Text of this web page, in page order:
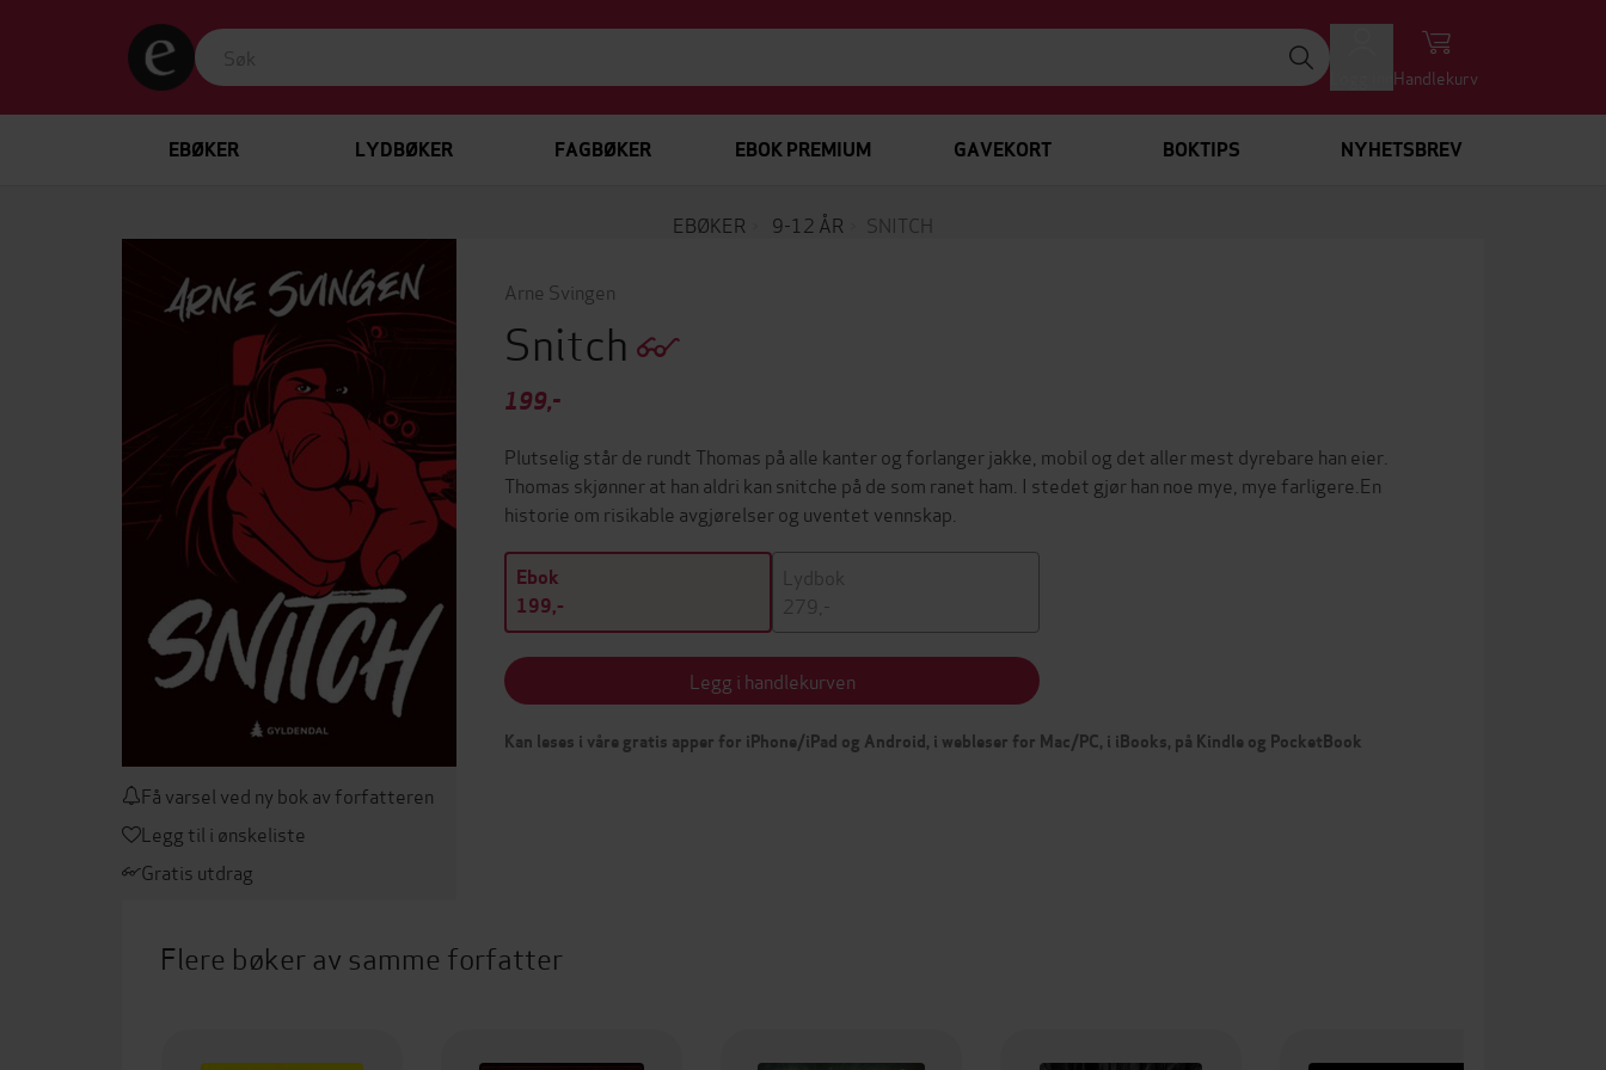
Handlekurv
EBØKER LYDBØKER FAGBØKER EBOK PREMIUM GAVEKORT BOKTIPS NYHETSBREV
EBØKER 9-12 ÅR SNITCH
Få varsel ved ny bok av forfatteren
Legg til i ønskeliste
Gratis utdrag
Arne Svingen
Snitch
199,-
Plutselig står de rundt Thomas på alle kanter og forlanger jakke, mobil og det aller mest dyrebare han eier.
Thomas skjønner at han aldri kan snitche på de som ranet ham. I stedet gjør han noe mye, mye farligere.En
historie om risikable avgjørelser og uventet vennskap.
Ebok
199,-
Lydbok
279,-
Legg i handlekurven
Kan leses i våre gratis apper for iPhone/iPad og Android, i webleser for Mac/PC, i iBooks, på Kindle og PocketBook
Flere bøker av samme forfatter